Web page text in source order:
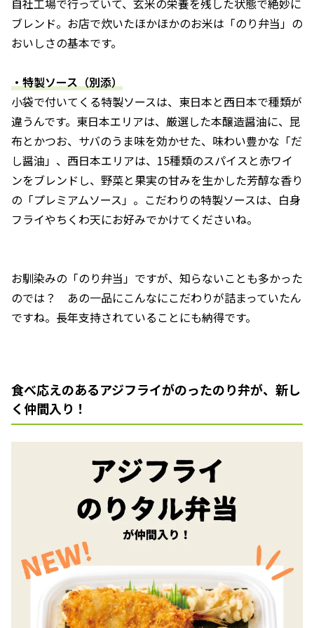
自社工場で行っていて、玄米の栄養を残した状態で絶妙に
ブレンド。お店で炊いたほかほかのお米は「のり弁当」の
おいしさの基本です。
・特製ソース（別添）
小袋で付いてくる特製ソースは、東日本と西日本で種類が
違うんです。東日本エリアは、厳選した本醸造醤油に、昆
布とかつお、サバのうま味を効かせた、味わい豊かな「だ
し醤油」、西日本エリアは、15種類のスパイスと赤ワイ
ンをブレンドし、野菜と果実の甘みを生かした芳醇な香り
の「プレミアムソース」。こだわりの特製ソースは、白身
フライやちくわ天にお好みでかけてくださいね。
お馴染みの「のり弁当」ですが、知らないことも多かった
のでは？ あの一品にこんなにこだわりが詰まっていたん
ですね。長年支持されていることにも納得です。
食べ応えのあるアジフライがのったのり弁が、新し
く仲間入り！